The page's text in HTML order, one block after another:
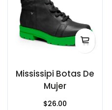
Mississipi Botas De
Mujer
$26.00